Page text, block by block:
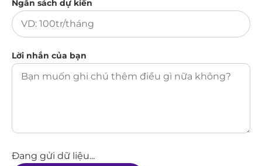
Ngân sách dự kiến
Lời nhắn của bạn
Đang gửi dữ liệu...